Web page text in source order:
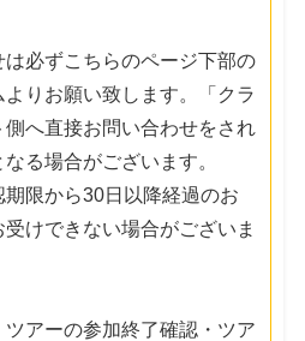
必ずこちらのページ下部の
りお願い致します。「クラ
へ直接お問い合わせをされ
る場合がございます。
限から30日以降経過のお
けできない場合がございま
ツアーの参加終了確認・ツア